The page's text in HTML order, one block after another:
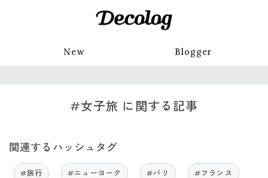
New Blogger
#女子旅 に関する記事
関連するハッシュタグ
#旅行 #ニューヨーク #パリ #フランス